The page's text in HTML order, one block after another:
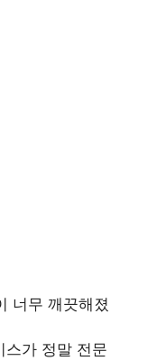
너무 깨끗해졌
스가 정말 전문